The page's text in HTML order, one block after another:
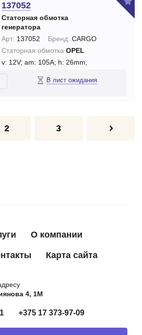
137052
Статорная обмотка
генератора
Арт: 137052 Бренд: CARGO
Статорная обмотка OPEL
v: 12V; am: 105A; h: 26mm;
В лист ожидания
2 3
О компании
Карта сайта
4, 1М
+375 17 373-97-09